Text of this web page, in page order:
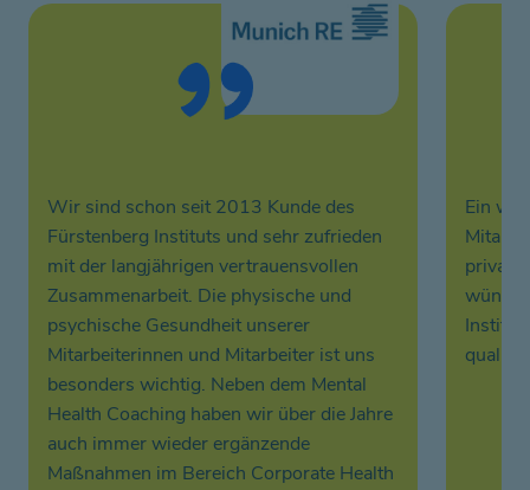
Wir sind schon seit 2013 Kunde des
Fürstenberg Instituts und sehr zufrieden
mit der langjährigen vertrauensvollen
Zusammenarbeit. Die physische und
psychische Gesundheit unserer
Mitarbeiterinnen und Mitarbeiter ist uns
besonders wichtig. Neben dem Mental
Health Coaching haben wir über die Jahre
auch immer wieder ergänzende
Maßnahmen im Bereich Corporate Health
Ein
Institut